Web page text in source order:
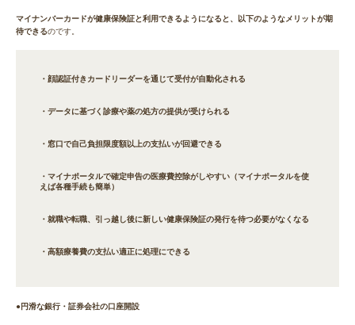
マイナンバーカードが健康保険証と利用できるようになると、以下のようなメリットが期
待できるのです。
・顔認証付きカードリーダーを通じて受付が自動化される
・データに基づく診療や薬の処方の提供が受けられる
・窓口で自己負担限度額以上の支払いが回避できる
・マイナポータルで確定申告の医療費控除がしやすい（マイナポータルを使
えば各種手続も簡単）
・就職や転職、引っ越し後に新しい健康保険証の発行を待つ必要がなくなる
・高額療養費の支払い適正に処理にできる
●円滑な銀行・証券会社の口座開設